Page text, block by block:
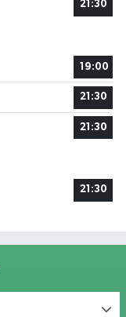
21:30
19:00
21:30
21:30
21:30